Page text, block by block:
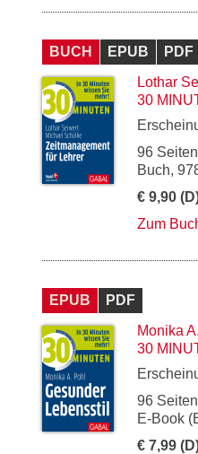
BUCH EPUB
PDF
Lothar
30
96
Buch,
€ 9,90
Zum
EPUB
PDF
Monika
30
96 Seiten
E-Book
€ 7,99